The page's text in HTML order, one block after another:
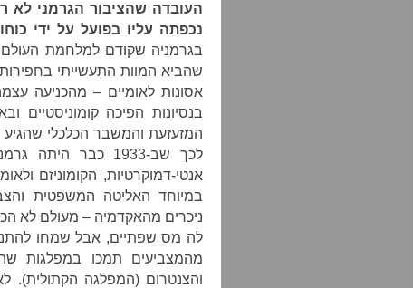
העובדה שהציבור הגרמני
נכפתה עליו בפועל על ידי
בגרמניה שקודם למלחמת
שהביא המוות התעשייתי
אסונות לאומיים – מהכניעה
בנסיונות הפיכה קומוניסטיים
המזעזעת והמשבר הכלכלי
לכך שב-1933 כבר
אנטי-דמוקרטיות, הקומוניזם
במיוחד האליטה המשפטית
ניכרים מהאקדמיה – מעולם לא
מהמצביעים תמכו במפלגות
והצנטרום (המפלגה הקתולית).